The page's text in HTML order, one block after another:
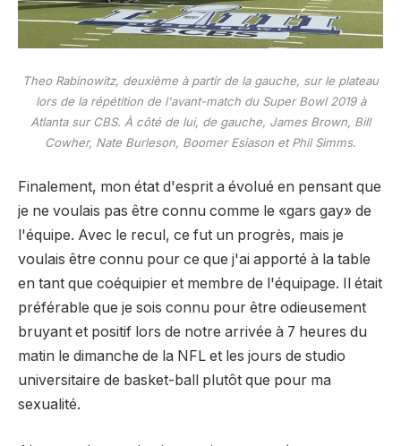
Theo Rabinowitz, deuxième à partir de la gauche, sur le plateau
lors de la répétition de l'avant-match du Super Bowl 2019 à
Atlanta sur CBS. À côté de lui, de gauche, James Brown, Bill
Cowher, Nate Burleson, Boomer Esiason et Phil Simms.
Finalement, mon état d'esprit a évolué en pensant que
je ne voulais pas être connu comme le «gars gay» de
l'équipe. Avec le recul, ce fut un progrès, mais je
voulais être connu pour ce que j'ai apporté à la table
en tant que coéquipier et membre de l'équipage. Il était
préférable que je sois connu pour être odieusement
bruyant et positif lors de notre arrivée à 7 heures du
matin le dimanche de la NFL et les jours de studio
universitaire de basket-ball plutôt que pour ma
sexualité.